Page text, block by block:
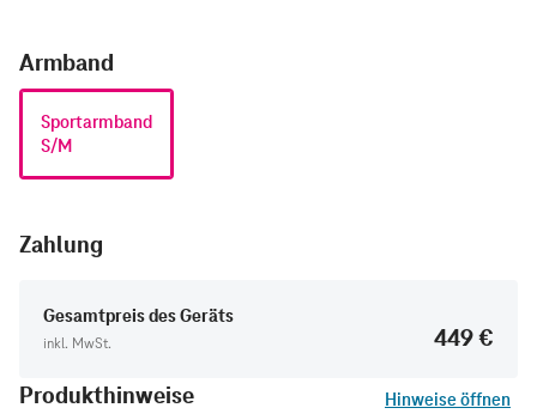
Armband
Sportarmband
S/M
Zahlung
Gesamtpreis des Geräts
inkl. MwSt.
449 €
Produkthinweise
Hinweise öffnen